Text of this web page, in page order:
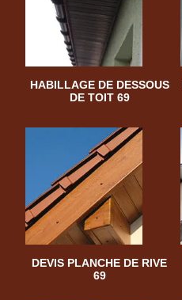
HABILLAGE DE DESSOUS
DE TOIT 69
DEVIS PLANCHE DE RIVE
69